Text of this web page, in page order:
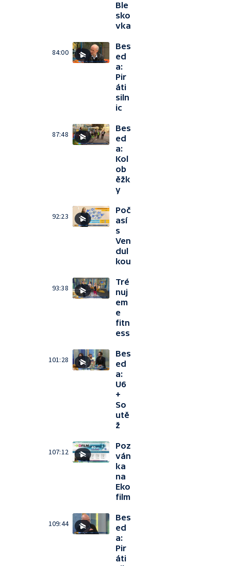
Ble
sko
vka
84:00
Bes
ed
a:
Pir
áti
siln
ic
87:48
Bes
ed
a:
Kol
ob
ěžk
y
92:23
Poč
así
s
Ven
dul
kou
93:38
Tré
nuj
em
e
fitn
ess
101:28
Bes
ed
a:
U6
+
So
utě
ž
107:12
Poz
ván
ka
na
Eko
film
109:44
Bes
ed
a:
Pir
áti